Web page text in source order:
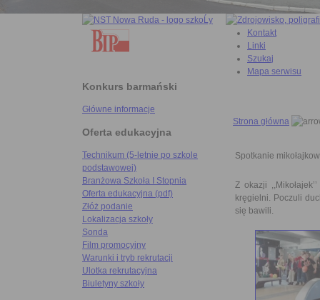
Konkurs barmański
Główne informacje
Oferta edukacyjna
Technikum (5-letnie po szkole
podstawowej)
Branżowa Szkoła I Stopnia
Oferta edukacyjna (pdf)
Złóż podanie
Lokalizacja szkoły
Sonda
Film promocyjny
Warunki i tryb rekrutacji
Ulotka rekrutacyjna
Biuletyny szkoły
Kontakt
Linki
Szukaj
Mapa serwisu
Strona główna
Spotkanie
Z okazji
kręgielni. Poczuli
się bawili.